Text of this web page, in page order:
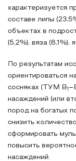
характеризуется
составе липы
объектах в
(5,2%), вяза (8,1%),
По результатам
ориентироваться
сосняках (ТУМ B1
насаждений (или
пород на богатых
снизить
сформировать
повысить
насаждений.